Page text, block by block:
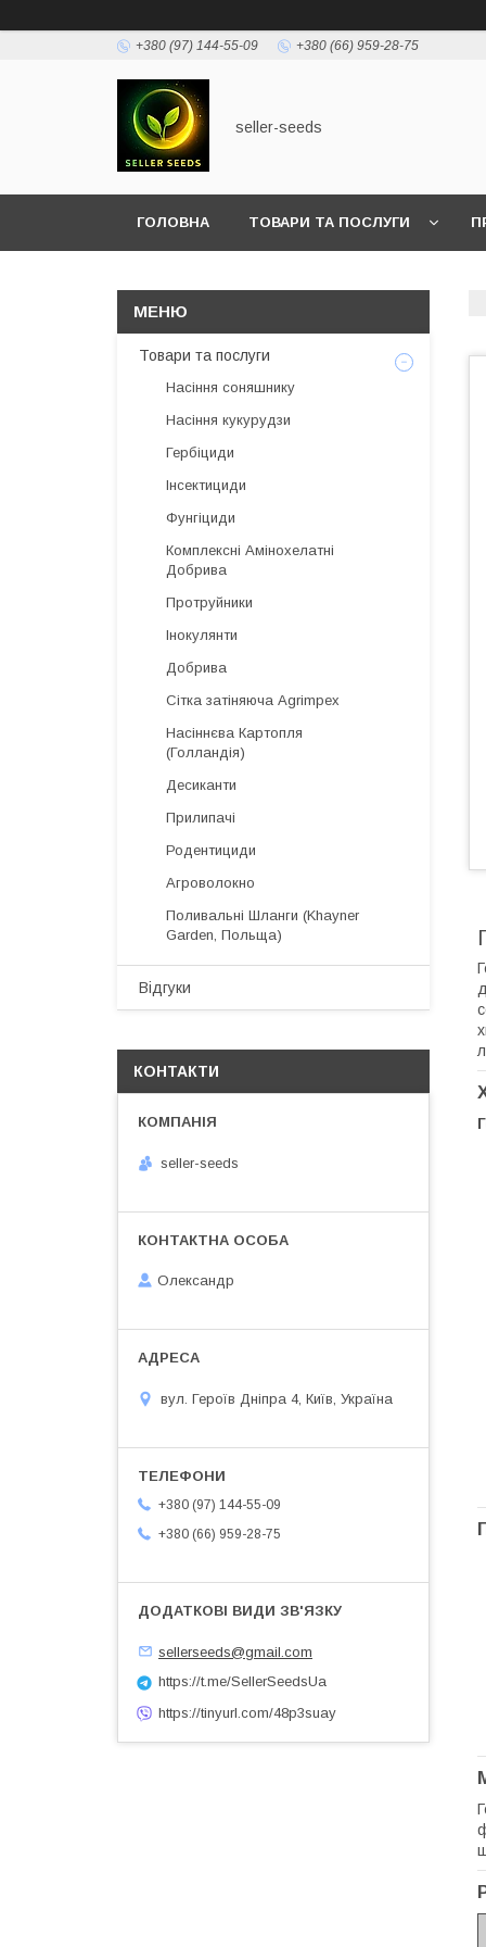
+380 (97) 144-55-09 +380 (66) 959-28-75
seller-seeds
ГОЛОВНА ТОВАРИ ТА ПОСЛУГИ
Товари та послуги
Насіння соняшнику
Насіння кукурудзи
Гербіциди
Інсектициди
Фунгіциди
Комплексні Амінохелатні
Добрива
Протруйники
Інокулянти
Добрива
Сітка затіняюча Agrimpex
Насіннєва Картопля
(Голландія)
Десиканти
Прилипачі
Родентициди
Агроволокно
Поливальні Шланги (Khayner
Garden, Польща)
Відгуки
КОНТАКТИ
seller-seeds
Олександр
вул. Героїв Дніпра 4, Київ, Україна
+380 (97) 144-55-09
+380 (66) 959-28-75
sellerseeds@gmail.com
https://t.me/SellerSeedsUa
https://tinyurl.com/48p3suay